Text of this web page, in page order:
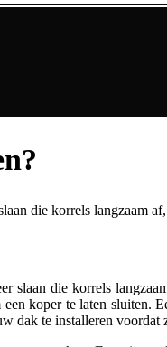
die korrels langzaam
slaan die korrels
koper te laten sluiten.
dak te installeren voordat